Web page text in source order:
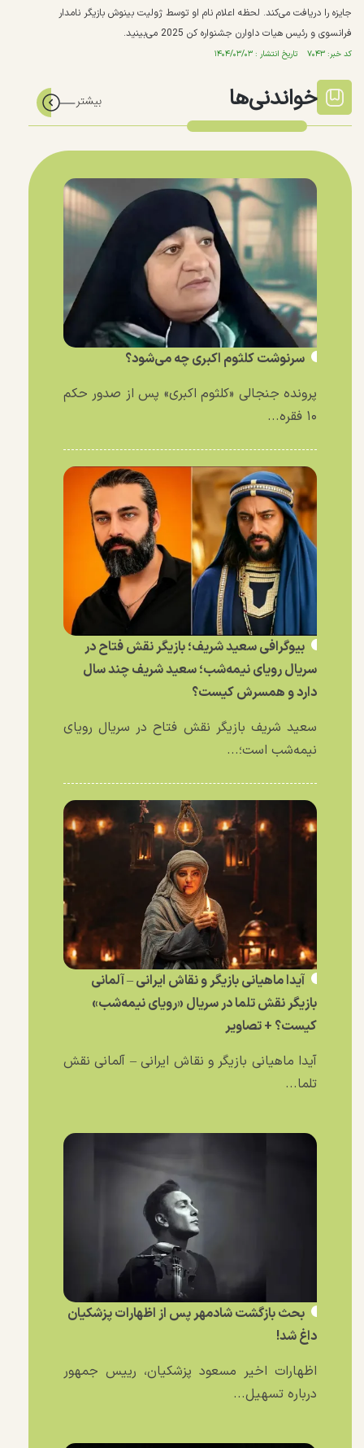
جایزه را دریافت می‌کند. لحظه اعلام نام او توسط ژولیت بینوش بازیگر نامدار
فرانسوی و رئیس هیات داوارن جشنواره کن 2025 می‌بینید.
کد خبر: ۷۰۴۳ تاریخ انتشار : ۱۴۰۴/۰۳/۰۳
خواندنی‌ها
سرنوشت کلثوم اکبری چه می‌شود؟
پرونده جنجالی «کلثوم اکبری» پس از صدور حکم
۱۰ فقره...
بیوگرافی سعید شریف؛ بازیگر نقش فتاح در
سریال رویای نیمه‌شب؛ سعید شریف چند سال
دارد و همسرش کیست؟
سعید شریف بازیگر نقش فتاح در سریال رویای
نیمه‌شب است؛...
آیدا ماهیانی بازیگر و نقاش ایرانی – آلمانی
بازیگر نقش تلما در سریال «رویای نیمه‌شب»
کیست؟ + تصاویر
آیدا ماهیانی بازیگر و نقاش ایرانی – آلمانی نقش
تلما...
بحث بازگشت شادمهر پس از اظهارات پزشکیان
داغ شد!
اظهارات اخیر مسعود پزشکیان، رییس جمهور
درباره تسهیل...